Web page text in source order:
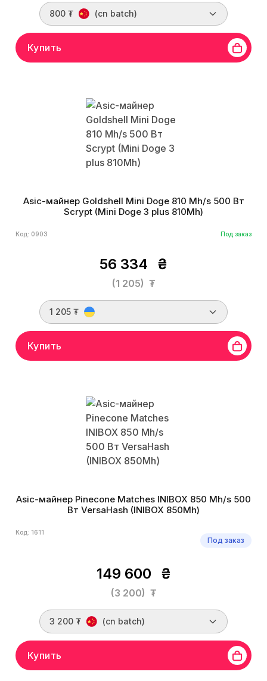
800 ₮ (cn batch)
Купить
Asic-майнер Goldshell Mini Doge 810 Mh/s 500 Вт
Scrypt (Mini Doge 3 plus 810Mh)
Код: 0903 Под заказ
56 334 ₴
(1 205) ₮
1 205 ₮
Купить
Asic-майнер Pinecone Matches INIBOX 850 Mh/s 500
Вт VersaHash (INIBOX 850Mh)
Код: 1611
Под заказ
149 600 ₴
(3 200) ₮
3 200 ₮ (cn batch)
Купить